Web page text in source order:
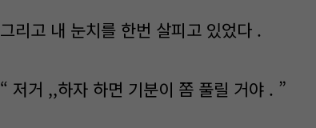
그리고 내 눈치를 한번 살피고 있었다 .
“ 저거 ,,하자 하면 기분이 쫌 풀릴 거야 . ”